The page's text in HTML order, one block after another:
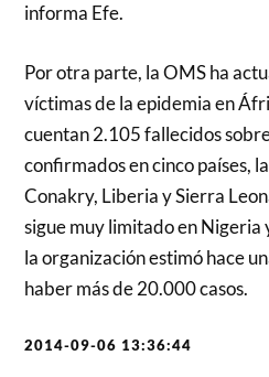
informa Efe.
Por otra parte, la OMS ha
víctimas de la epidemia en
cuentan 2.105 fallecidos
confirmados en cinco países,
Conakry, Liberia y Sierra
sigue muy limitado en Nigeria
la organización estimó hace
haber más de 20.000 casos.
2014-09-06 13:36:44